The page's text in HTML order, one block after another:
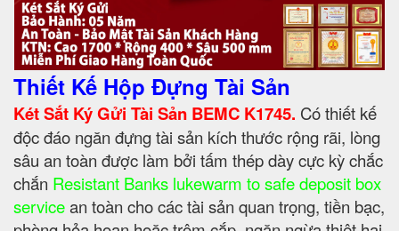
Thiết Kế Hộp Đựng Tài Sản
Két Sắt Ký Gửi Tài Sản BEMC K1745. Có thiết kế
độc đáo ngăn đựng tài sản kích thước rộng rãi, lòng
sâu an toàn được làm bởi tấm thép dày cực kỳ chắc
chắn Resistant Banks lukewarm to safe deposit box
servicean toàn cho các tài sản quan trọng, tiền bạc,